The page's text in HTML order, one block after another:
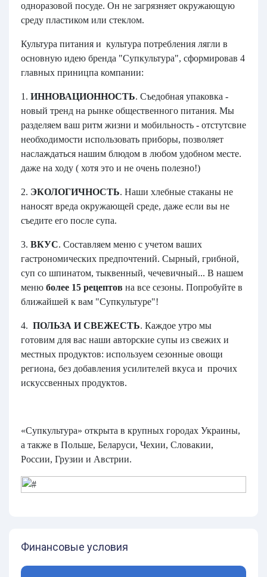
одноразовой посуде. Он не загрязняет окружающую
среду пластиком или стеклом.
Культура питания и культура потребления лягли в
основную идею бренда "Супкультура", сформировав 4
главных приницпа компании:
1. ИННОВАЦИОННОСТЬ. Съедобная упаковка -
новый тренд на рынке общественного питания. Мы
разделяем ваш ритм жизни и мобильность - отстутсвие
необходимости использовать приборы, позволяет
наслаждаться нашим блюдом в любом удобном месте.
даже на ходу ( хотя это и не очень полезно!)
2. ЭКОЛОГИЧНОСТЬ. Наши хлебные стаканы не
наносят вреда окружающей среде, даже если вы не
съедите его после супа.
3. ВКУС. Составляем меню с учетом ваших
гастрономических предпочтений. Сырный, грибной,
суп со шпинатом, тыквенный, чечевичный... В нашем
меню более 15 рецептов на все сезоны. Попробуйте в
ближайшей к вам "Супкультуре"!
4. ПОЛЬЗА И СВЕЖЕСТЬ. Каждое утро мы
готовим для вас наши авторские супы из свежих и
местных продуктов: используем сезонные овощи
региона, без добавления усилителей вкуса и прочих
искуссвенных продуктов.
«Супкультура» открыта в крупных городах Украины,
а также в Польше, Беларуси, Чехии, Словакии,
России, Грузии и Австрии.
Финансовые условия